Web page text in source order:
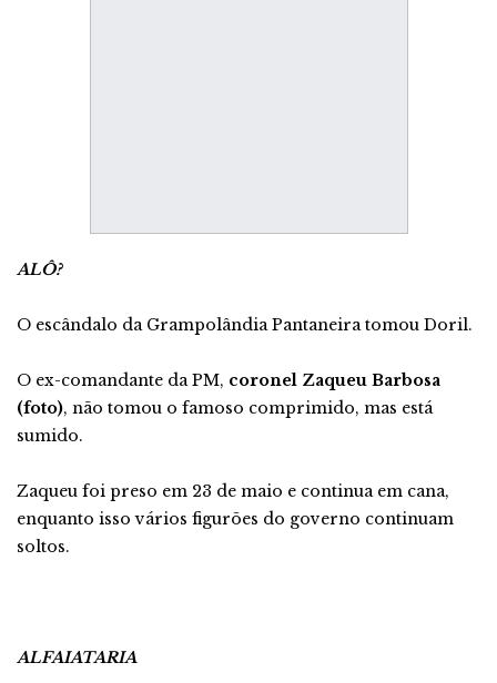
ALÔ?
O escândalo da Grampolândia Pantaneira tomou Doril.
O ex-comandante da PM, coronel Zaqueu Barbosa
(foto), não tomou o famoso comprimido, mas está
sumido.
Zaqueu foi preso em 23 de maio e continua em cana,
enquanto isso vários figurões do governo continuam
soltos.
ALFAIATARIA